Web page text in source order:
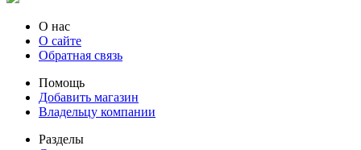
О нас
О сайте
Обратная связь
Помощь
Добавить магазин
Владельцу компании
Разделы